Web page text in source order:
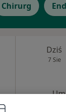
Chirurg
Dziś
7 Sie